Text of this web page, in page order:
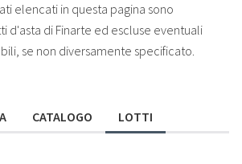
elencati in questa pagina sono
d'asta di Finarte ed escluse eventuali
se non diversamente specificato.
CATALOGO LOTTI